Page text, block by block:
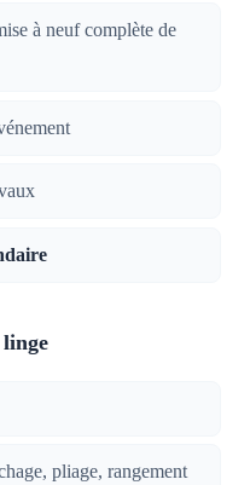
à neuf complète de
pliage, rangement